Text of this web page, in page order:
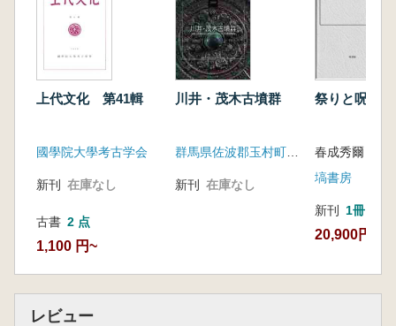
ついたモザイク石彫」の解釈
岩田安之 頻度のセリエーション、系統のセリ
エーション、流行のタイムラグ 青森県縄文時
代前期後半期における土器の分析
小松隆史 みづち文土器の周辺-御所平北遺跡第4
小川光彦 南西諸島における舶載陶磁器研究小
史
て 土器製作用敷物としての笹葉の利用
西野範子 ベトナム北部の窯業集落、キムラ
上代文化 第41輯
國學院大學考古学会
新刊 在庫なし
古書 2 点
1,100 円~
川井・茂木古墳群
新刊 在庫なし
祭りと呪術
春成秀爾 著
塙書房
新刊 1冊
20,900円
レビュー